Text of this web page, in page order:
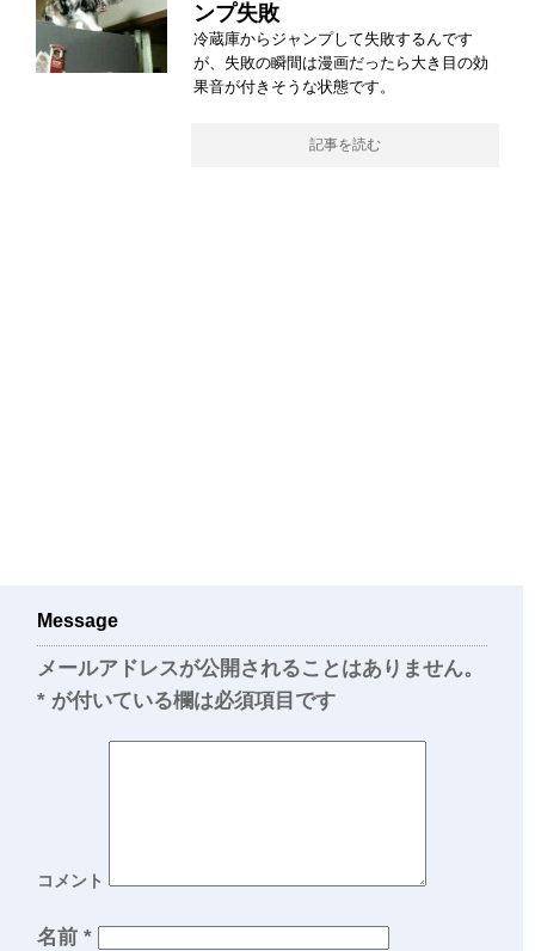
ンプ失敗
冷蔵庫からジャンプして失敗するんです
が、失敗の瞬間は漫画だったら大き目の効
果音が付きそうな状態です。
記事を読む
Message
メールアドレスが公開されることはありません。
* が付いている欄は必須項目です
コメント
名前 *